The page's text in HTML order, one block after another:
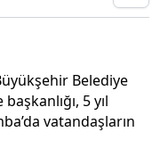
Belediye
5 yıl
vatandaşların